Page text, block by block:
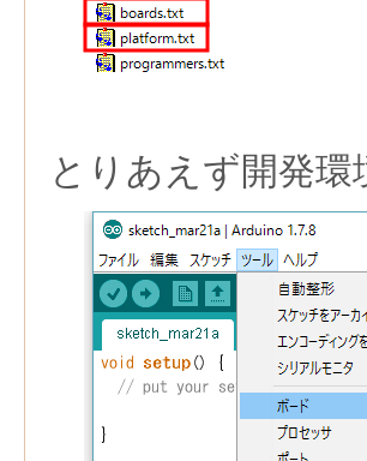
とりあえず開発環